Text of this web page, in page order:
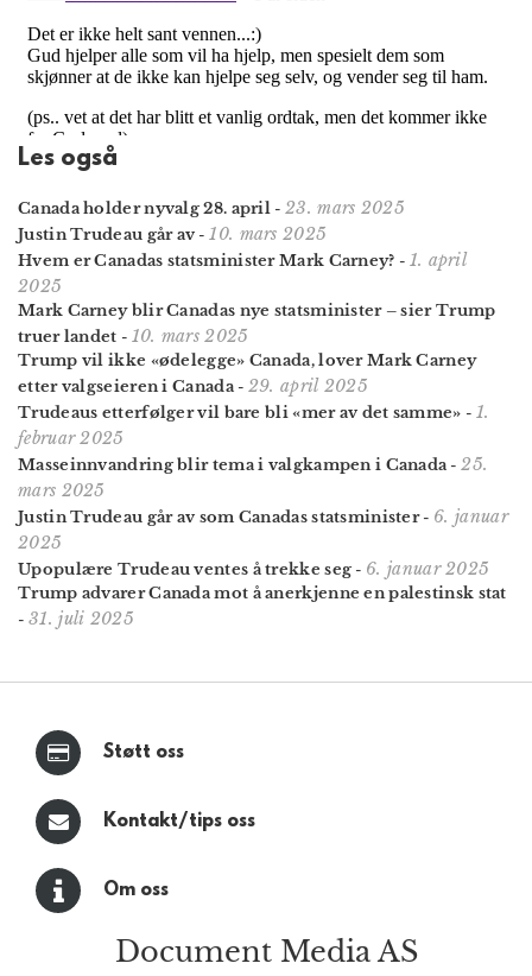
Les også
Canada holder nyvalg 28. april - 23. mars 2025
Justin Trudeau går av - 10. mars 2025
Hvem er Canadas statsminister Mark Carney? - 1. april
2025
Mark Carney blir Canadas nye statsminister – sier Trump
truer landet - 10. mars 2025
Trump vil ikke «ødelegge» Canada, lover Mark Carney
etter valgseieren i Canada- 29. april 2025
Trudeaus etterfølger vil bare bli «mer av det samme» - 1.
februar 2025
Masseinn­vandring blir tema i valg­kampen i Canada - 25.
mars 2025
Justin Trudeau går av som Canadas statsminister- 6. januar
2025
Upopulære Trudeau ventes å trekke seg - 6. januar 2025
Trump advarer Canada mot å anerkjenne en palestinsk stat
- 31. juli 2025
Støtt oss
Kontakt/tips oss
Om oss
Document Media AS